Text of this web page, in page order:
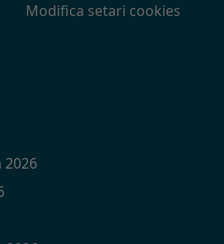
Modifica setari cookies
2026